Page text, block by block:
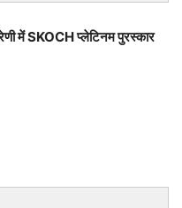
में SKOCH प्लेटिनम पुरस्कार